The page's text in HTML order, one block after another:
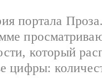
портала
который
цифры: